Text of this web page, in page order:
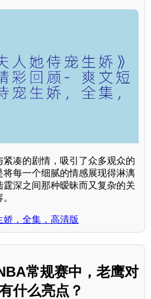
凑的剧情，吸引了众多观众的
将每一个细腻的情感展现得淋漓
深之间那种暧昧而又复杂的关
，全集，高清版
常规赛中，老鹰对
什么亮点？